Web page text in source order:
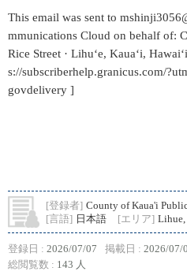
This email was sent to
mmunications Cloud on behalf of:
Rice Street · Lihuʻe, Kauaʻi,
s://subscriberhelp.granicus.com/
govdelivery ]
[登録者] County of Kaua'i
[言語] 日本語 [エリア]
登録日 : 2026/07/07 掲載日 : 2026/07/
総閲覧数 : 143 人